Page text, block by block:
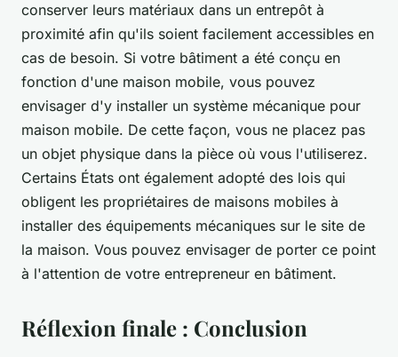
conserver leurs matériaux dans un entrepôt à
proximité afin qu'ils soient facilement accessibles en
cas de besoin. Si votre bâtiment a été conçu en
fonction d'une maison mobile, vous pouvez
envisager d'y installer un système mécanique pour
maison mobile. De cette façon, vous ne placez pas
un objet physique dans la pièce où vous l'utiliserez.
Certains États ont également adopté des lois qui
obligent les propriétaires de maisons mobiles à
installer des équipements mécaniques sur le site de
la maison. Vous pouvez envisager de porter ce point
à l'attention de votre entrepreneur en bâtiment.
Réflexion finale : Conclusion